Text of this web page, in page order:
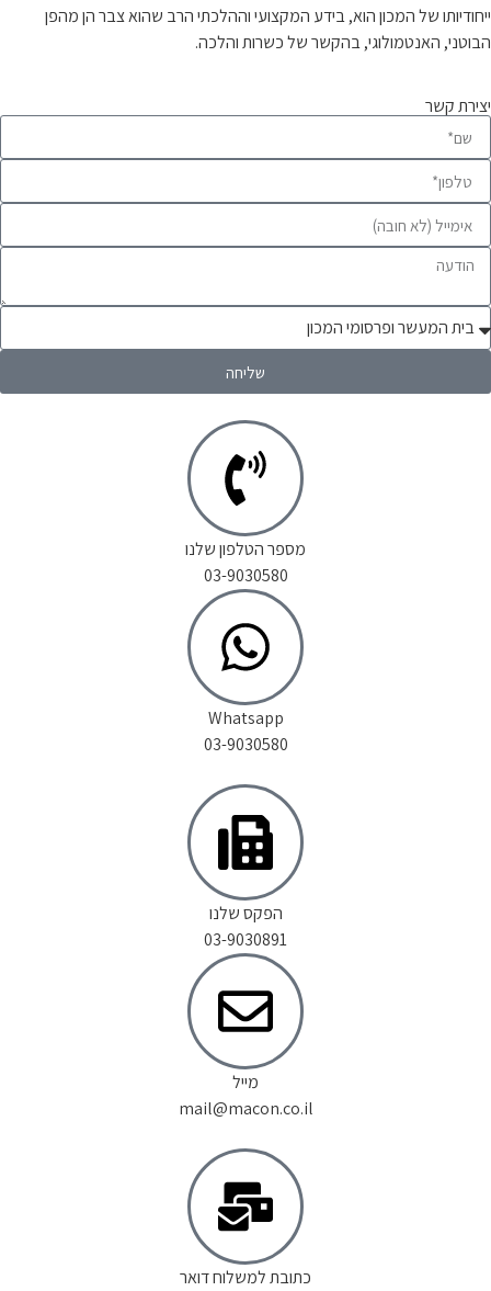
ייחודיותו של המכון הוא, בידע המקצועי וההלכתי הרב שהוא צבר הן מהפן
הבוטני, האנטמולוגי, בהקשר של כשרות והלכה.
יצירת קשר
שליחה
מספר הטלפון שלנו
03-9030580
Whatsapp
03-9030580
הפקס שלנו
03-9030891
מייל
mail@macon.co.il
כתובת למשלוח דואר